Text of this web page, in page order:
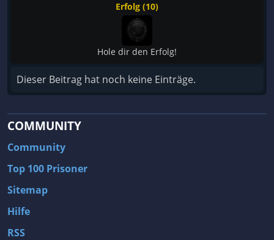
Erfolg (10)
Hole dir den Erfolg!
Dieser Beitrag hat noch keine Einträge.
COMMUNITY
Community
Top 100 Prisoner
Sitemap
Hilfe
RSS